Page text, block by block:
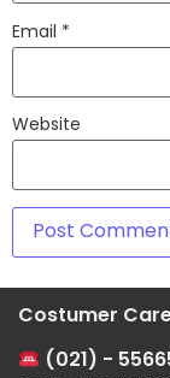
Email *
Website
Costumer
(021) -